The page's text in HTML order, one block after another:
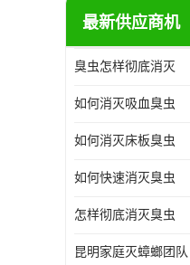
最新供应商机
臭虫怎样彻底消灭
如何消灭吸血臭虫
如何消灭床板臭虫
如何快速消灭臭虫
怎样彻底消灭臭虫